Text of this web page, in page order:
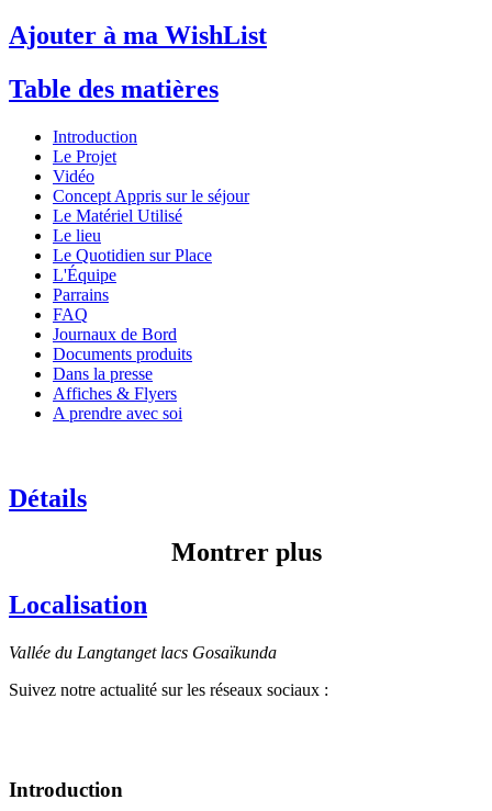
Ajouter à ma WishList
Table des matières
Introduction
Le Projet
Vidéo
Concept Appris sur le séjour
Le Matériel Utilisé
Le lieu
Le Quotidien sur Place
L'Équipe
Parrains
FAQ
Journaux de Bord
Documents produits
Dans la presse
Affiches & Flyers
A prendre avec soi
Détails
Montrer plus
Localisation
Vallée du Langtanget lacs Gosaïkunda
Suivez notre actualité sur les réseaux sociaux :
Introduction